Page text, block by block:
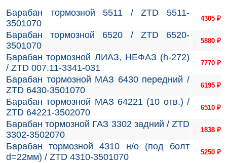
Барабан тормозной 5511 / ZTD 5511-
3501070
4305 ₽
Барабан тормозной 6520 / ZTD 6520-
3501070
5880 ₽
Барабан тормозной ЛИАЗ, НЕФАЗ (h-272)
/ ZTD 007.11-3341-031
7770 ₽
Барабан тормозной МАЗ 6430 передний /
ZTD 6430-3501070
6195 ₽
Барабан тормозной МАЗ 64221 (10 отв.) /
ZTD 64221-3502070
6510 ₽
Барабан тормозной ГАЗ 3302 задний / ZTD
3302-3502070
1838 ₽
Барабан тормозной 4310 н/о (под болт
d=22мм) / ZTD 4310-3501070
5250 ₽